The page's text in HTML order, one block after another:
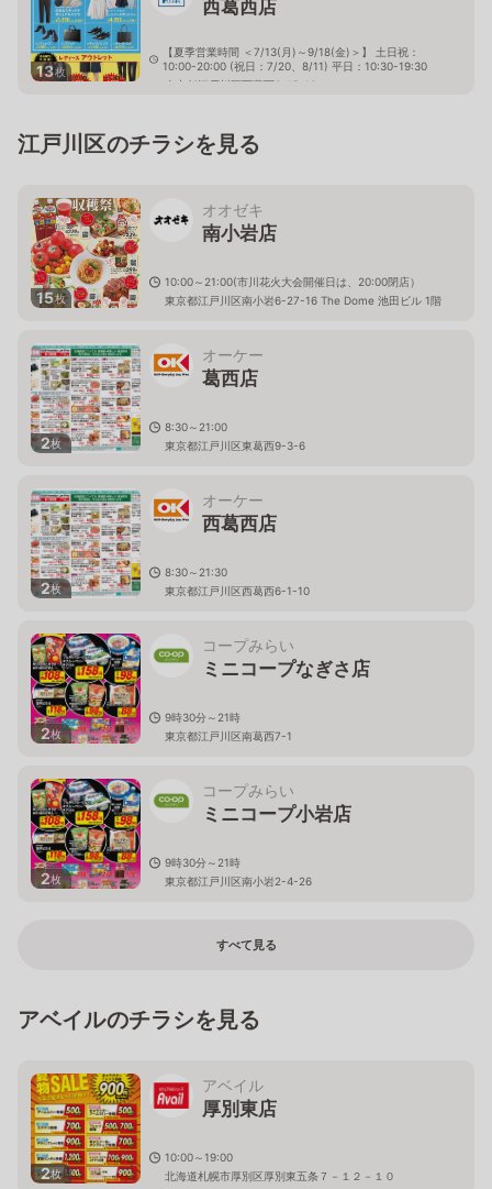
13枚
西葛西店
【夏季営業時間 ＜7/13(月)～9/18(金)＞】 土日祝：
10:00-20:00 (祝日：7/20、8/11) 平日：10:30-19:30
東京都江戸川区西葛西6-15-16
江戸川区のチラシを見る
15枚
オオゼキ
南小岩店
10:00～21:00(市川花火大会開催日は、20:00閉店）
東京都江戸川区南小岩6-27-16 The Dome 池田ビル 1階
2枚
オーケー
葛西店
8:30～21:00
東京都江戸川区東葛西9-3-6
2枚
オーケー
西葛西店
8:30～21:30
東京都江戸川区西葛西6-1-10
2枚
コープみらい
ミニコープなぎさ店
9時30分～21時
東京都江戸川区南葛西7-1
2枚
コープみらい
ミニコープ小岩店
9時30分～21時
東京都江戸川区南小岩2-4-26
すべて見る
アベイルのチラシを見る
2枚
アベイル
厚別東店
10:00～19:00
北海道札幌市厚別区厚別東五条７－１２－１０